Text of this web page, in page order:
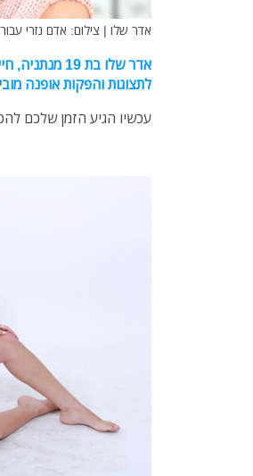
אדר שלו | צילום: אדם נזרי עבור sharon agency
אדר שלו בת 19 מנתניה,
לתצוגות והפקות אופנה
עכשיו הגיע הזמן שלכם